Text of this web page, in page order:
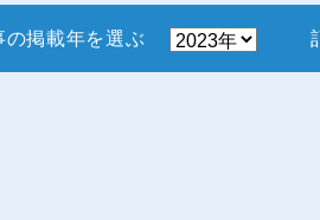
の掲載年を選ぶ